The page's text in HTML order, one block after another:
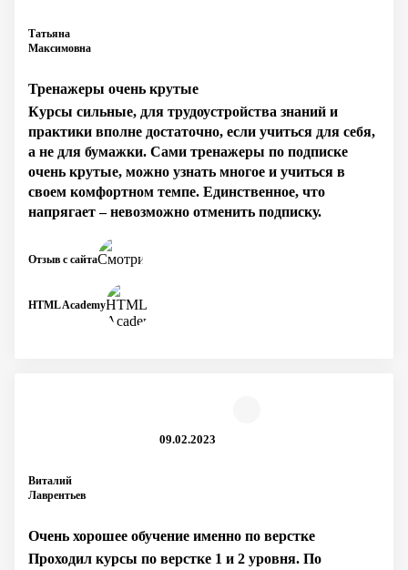
Татьяна
Максимовна
Тренажеры очень крутые
Курсы сильные, для трудоустройства знаний и
практики вполне достаточно, если учиться для себя,
а не для бумажки. Сами тренажеры по подписке
очень крутые, можно узнать многое и учиться в
своем комфортном темпе. Единственное, что
напрягает – невозможно отменить подписку.
HTML Academy
Отзыв с сайта
Виталий
Лаврентьев
09.02.2023
Очень хорошее обучение именно по верстке
Проходил курсы по верстке 1 и 2 уровня. По